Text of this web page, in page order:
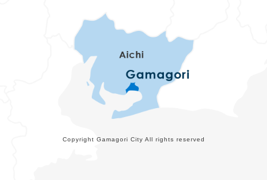
Copyright Gamagori City All rights reserved